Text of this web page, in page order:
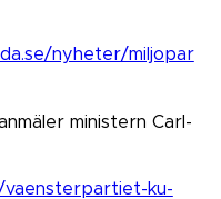
nyheter/miljopar
ministern Carl-
ku-